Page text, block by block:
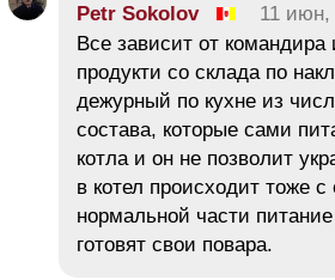
Petr Sokolov 11 июн,
Все зависит от командира
продукти со склада по
дежурный по кухне из
состава, которые сами
котла и он не позволит
в котел происходит тоже с
нормальной части
готовят свои повара.